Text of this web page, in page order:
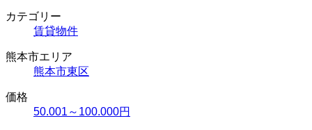
カテゴリー
賃貸物件
熊本市エリア
熊本市東区
価格
50.001～100.000円